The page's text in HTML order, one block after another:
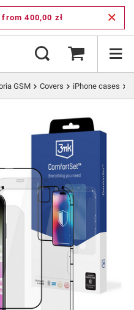
from 400,00 zł
GSM Covers iPhone cases